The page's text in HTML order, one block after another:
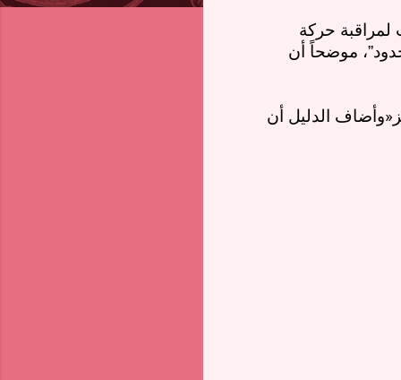
لمراقبة حركة
موضحاً أن
وأضاف الدليل أن«